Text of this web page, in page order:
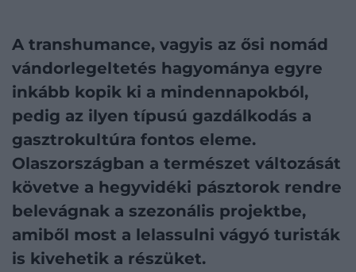
A transhumance, vagyis az ősi nomád
vándorlegeltetés hagyománya egyre
inkább kopik ki a mindennapokból,
pedig az ilyen típusú gazdálkodás a
gasztrokultúra fontos eleme.
Olaszországban a természet változását
követve a hegyvidéki pásztorok rendre
belevágnak a szezonális projektbe,
amiből most a lelassulni vágyó turisták
is kivehetik a részüket.